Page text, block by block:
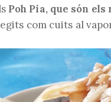
Poh Pia, que són
com cuits al